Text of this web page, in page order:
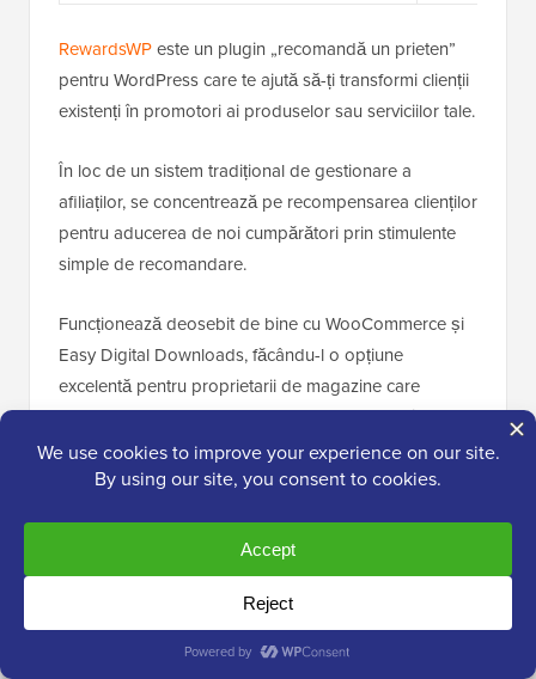
RewardsWPeste un plugin „recomandă un prieten”
pentru WordPress care te ajută să-ți transformi clienții
existenți în promotori ai produselor sau serviciilor tale.
În loc de un sistem tradițional de gestionare a
afiliaților, se concentrează pe recompensarea clienților
pentru aducerea de noi cumpărători prin stimulente
simple de recomandare.
Funcționează deosebit de bine cu WooCommerce și
Easy Digital Downloads, făcându-l o opțiune
excelentă pentru proprietarii de magazine care
doresc să crească prin marketingul „din gură în gură”.
Echipa noastră a testat amănunțit instrumentul și a
mai multe informații, vă rugăm să consultați
noastră completă RewardsWP.
Experiența mea